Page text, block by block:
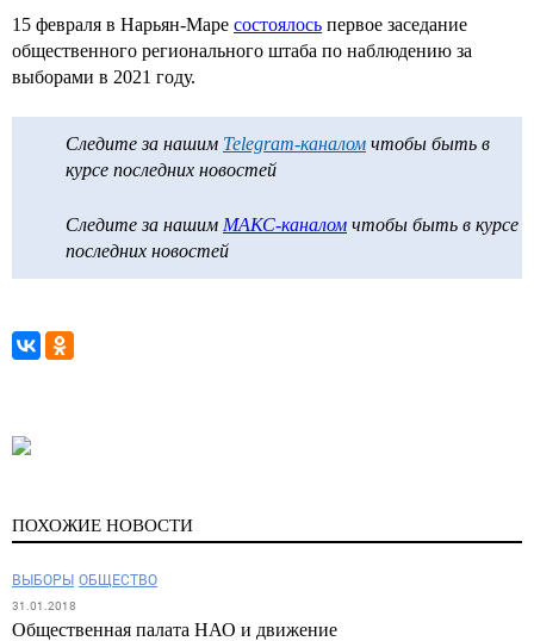
15 февраля в Нарьян-Маре состоялось первое заседание
общественного регионального штаба по наблюдению за
выборами в 2021 году.
Следите за нашим Telegram-каналом чтобы быть в
курсе последних новостей
Следите за нашим МАКС-каналом чтобы быть в курсе
последних новостей
ПОХОЖИЕ НОВОСТИ
ВЫБОРЫ ОБЩЕСТВО
31.01.2018
Общественная палата НАО и движение